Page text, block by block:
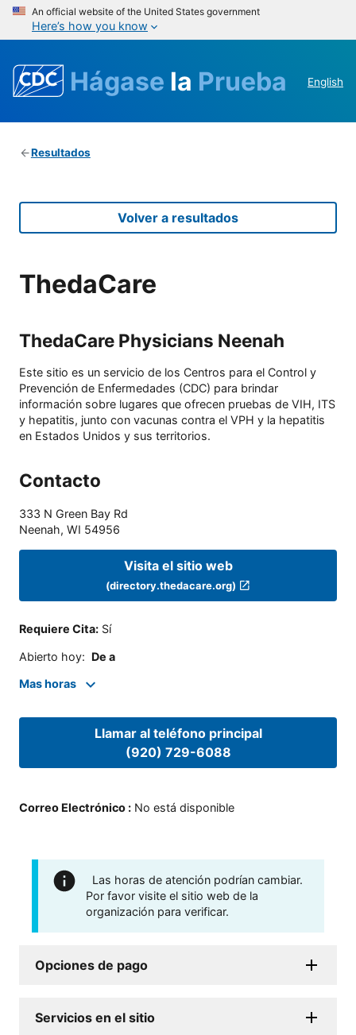
An official website of the United States government
Here’s how you know
Hágase la Prueba English
Resultados
Volver a resultados
ThedaCare
ThedaCare Physicians Neenah
Este sitio es un servicio de los Centros para el Control y
Prevención de Enfermedades (CDC) para brindar
información sobre lugares que ofrecen pruebas de VIH, ITS
y hepatitis, junto con vacunas contra el VPH y la hepatitis
en Estados Unidos y sus territorios.
Contacto
333 N Green Bay Rd
Neenah, WI 54956
Visita el sitio web
(directory.thedacare.org)
Requiere Cita: Sí
Abierto hoy: De a
Mas horas
Llamar al teléfono principal
(920) 729-6088
Correo Electrónico : No está disponible
Las horas de atención podrían cambiar.
Por favor visite el sitio web de la
organización para verificar.
Opciones de pago
Servicios en el sitio